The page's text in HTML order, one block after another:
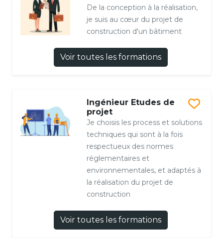
De la conception à la réalisation,
je suis au cœur du projet de
construction d'un bâtiment
Voir toutes les formations
Ingénieur Etudes de
projet
Je choisis les process et solutions
techniques qui sont à la fois
respectueux des normes
réglementaires et
environnementales, et adaptés à
la réalisation du projet de
construction
Voir toutes les formations